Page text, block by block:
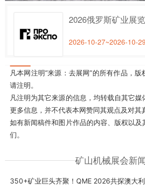
2026俄罗斯矿业展
2026-10-27~2026-10-29
凡本网注明“来源：去展网”的所有作品，
请注明。
凡注明为其它来源的信息，均转载自其它
更多信息，并不代表本网赞同其观点及对其
如有新闻稿件和图片作品的内容、版权以
们。
矿山机械展会新
350+矿业巨头齐聚！QME 2026共探澳大